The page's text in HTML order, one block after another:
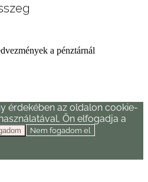
a pénztárnál
érdekében az oldalon cookie-
Ön elfogadja a
Nem fogadom el